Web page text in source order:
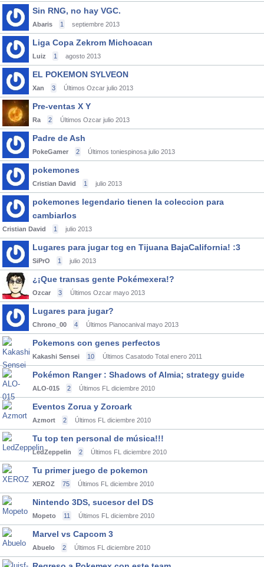
Sin RNG, no hay VGC.
Abaris 1 septiembre 2013
Liga Copa Zekrom Michoacan
Luiz 1 agosto 2013
EL POKEMON SYLVEON
Xan 3 Últimos Ozcar julio 2013
Pre-ventas X Y
Ra 2 Últimos Ozcar julio 2013
Padre de Ash
PokeGamer 2 Últimos toniespinosa julio 2013
pokemones
Cristian David 1 julio 2013
pokemones legendario tienen la coleccion para
cambiarlos
Cristian David 1 julio 2013
Lugares para jugar tcg en Tijuana BajaCalifornia! :3
SiPrO 1 julio 2013
¿¡Que transas gente Pokémexera!?
Ozcar 3 Últimos Ozcar mayo 2013
Lugares para jugar?
Chrono_00 4 Últimos Pianocanival mayo 2013
Pokemons con genes perfectos
Kakashi Sensei 10 Últimos Casatodo Total enero 2011
Pokémon Ranger : Shadows of Almia; strategy guide
ALO-015 2 Últimos FL diciembre 2010
Eventos Zorua y Zoroark
Azmort 2 Últimos FL diciembre 2010
Tu top ten personal de música!!!
LedZeppelin 2 Últimos FL diciembre 2010
Tu primer juego de pokemon
XEROZ 75 Últimos FL diciembre 2010
Nintendo 3DS, sucesor del DS
Mopeto 11 Últimos FL diciembre 2010
Marvel vs Capcom 3
Abuelo 2 Últimos FL diciembre 2010